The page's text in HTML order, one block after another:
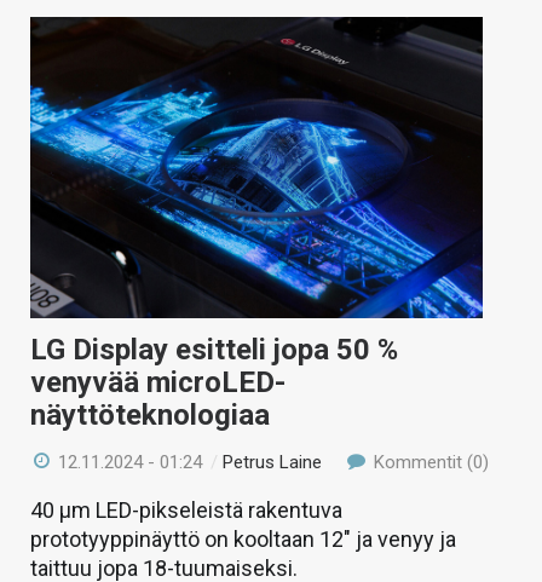
LG Display esitteli jopa 50 %
venyvää microLED-
näyttöteknologiaa
12.11.2024 - 01:24 /Petrus Laine Kommentit (0)
40 µm LED-pikseleistä rakentuva
prototyyppinäyttö on kooltaan 12″ ja venyy ja
taittuu jopa 18-tuumaiseksi.